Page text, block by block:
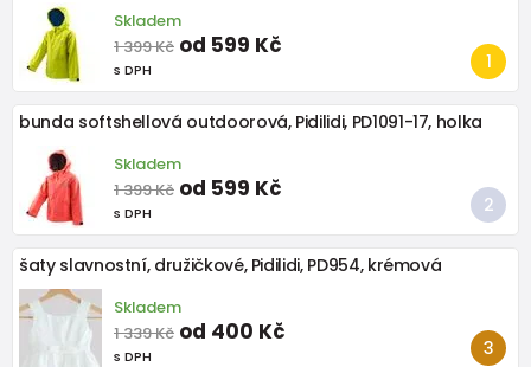
Skladem
1 399 Kč od 599 Kč
s DPH
bunda softshellová outdoorová, Pidilidi, PD1091-17, holka
Skladem
1 399 Kč od 599 Kč
s DPH
šaty slavnostní, družičkové, Pidilidi, PD954, krémová
Skladem
1 339 Kč od 400 Kč
s DPH